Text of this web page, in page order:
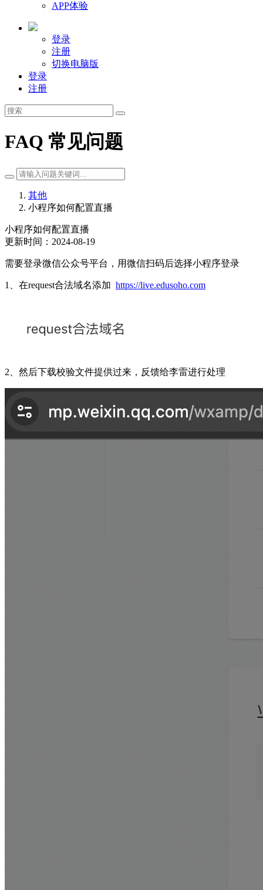
APP体验
登录
注册
切换电脑版
登录
注册
FAQ 常见问题
其他
小程序如何配置直播
小程序如何配置直播
更新时间：2024-08-19
需要登录微信公众号平台，用微信扫码后选择小程序登录
1、在request合法域名添加 https://live.edusoho.com
2、然后下载校验文件提供过来，反馈给李雷进行处理